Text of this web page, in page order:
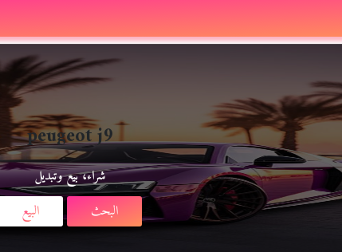
peugeot j9
شراء، بيع وتبديل
البحث
البيع